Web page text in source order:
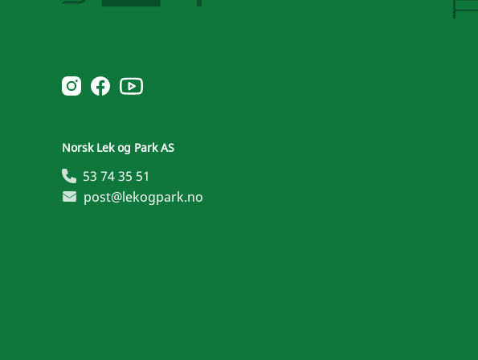
Norsk Leg & Park instagram
Norsk Leg & Park facebook
Norsk Leg & Park youtube
Norsk Lek og Park AS
53 74 35 51
post@lekogpark.no